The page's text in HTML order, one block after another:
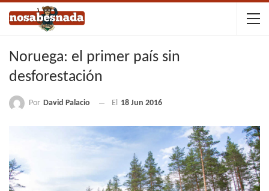
Noruega: el primer país sin
desforestación
Por David Palacio El 18 Jun 2016